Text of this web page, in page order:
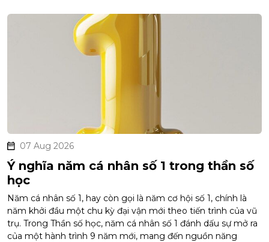
07 Aug 2026
Ý nghĩa năm cá nhân số 1 trong thần số
học
Năm cá nhân số 1, hay còn gọi là năm cơ hội số 1, chính là
năm khởi đầu một chu kỳ đại vận mới theo tiến trình của vũ
trụ. Trong Thần số học, năm cá nhân số 1 đánh dấu sự mở ra
của một hành trình 9 năm mới, mang đến nguồn năng